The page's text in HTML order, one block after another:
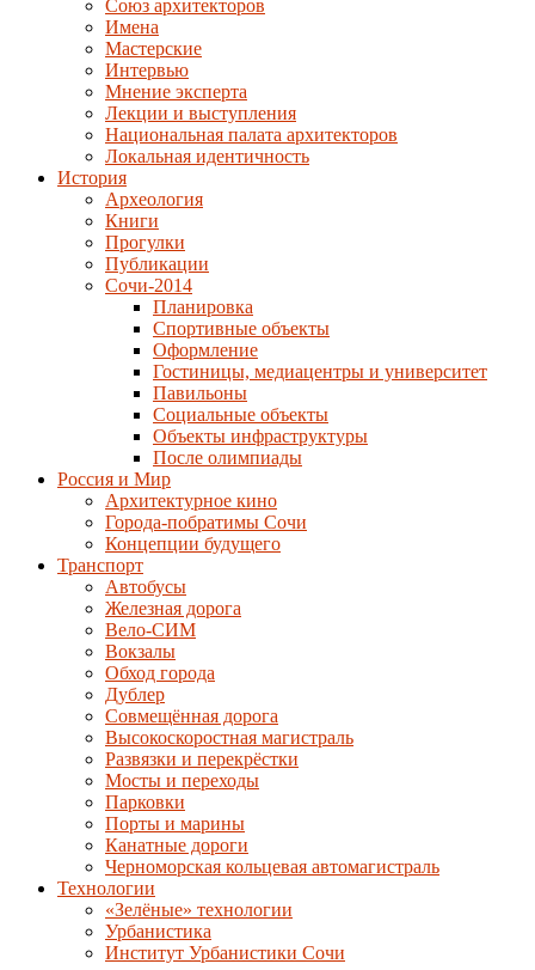
Союз архитекторов
Имена
Мастерские
Интервью
Мнение эксперта
Лекции и выступления
Национальная палата архитекторов
Локальная идентичность
История
Археология
Книги
Прогулки
Публикации
Сочи-2014
Планировка
Спортивные объекты
Оформление
Гостиницы, медиацентры и университет
Павильоны
Социальные объекты
Объекты инфраструктуры
После олимпиады
Россия и Мир
Архитектурное кино
Города-побратимы Сочи
Концепции будущего
Транспорт
Автобусы
Железная дорога
Вело-СИМ
Вокзалы
Обход города
Дублер
Совмещённая дорога
Высокоскоростная магистраль
Развязки и перекрёстки
Мосты и переходы
Парковки
Порты и марины
Канатные дороги
Черноморская кольцевая автомагистраль
Технологии
«Зелёные» технологии
Урбанистика
Институт Урбанистики Сочи